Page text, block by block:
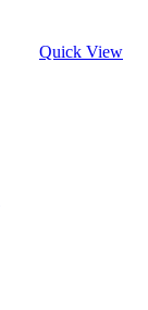
Quick View